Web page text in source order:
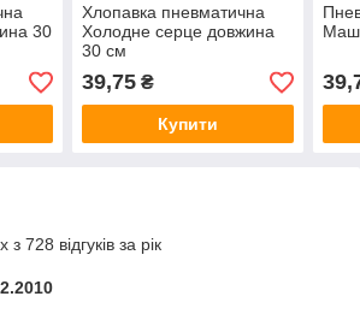
30
Хлопавка пневматична
Холодне серце довжина
30 см
39,75₴
Купити
728 відгуків за рік